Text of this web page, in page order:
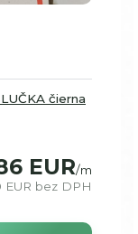
čierna
EUR/m
bez DPH